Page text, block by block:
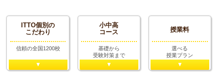
ITTO個別の
こだわり
信頼の全国1200校
小中高
コース
基礎から
受験対策まで
授業料
選べる
授業プラン